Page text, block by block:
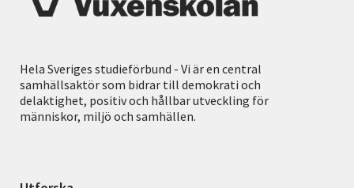
Hela Sveriges studieförbund - Vi är en central
samhällsaktör som bidrar till demokrati och
delaktighet, positiv och hållbar utveckling för
människor, miljö och samhällen.